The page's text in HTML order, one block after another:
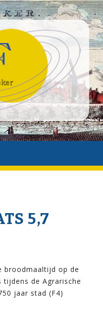
5,7
broodmaaltijd op de
tijdens de Agrarische
jaar stad (F4)